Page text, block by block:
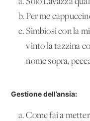
Per me
Simbiosi con la
vinto la tazzina
nome sopra,
Gestione dell’ansia:
Come fai a